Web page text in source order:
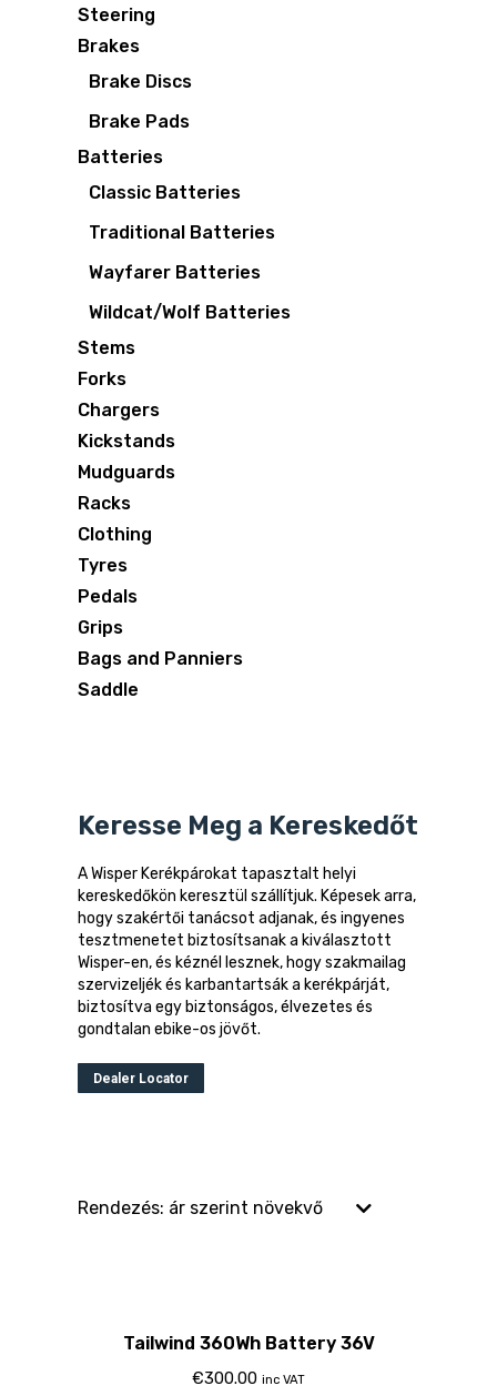
Steering
Brakes
Brake Discs
Brake Pads
Batteries
Classic Batteries
Traditional Batteries
Wayfarer Batteries
Wildcat/Wolf Batteries
Stems
Forks
Chargers
Kickstands
Mudguards
Racks
Clothing
Tyres
Pedals
Grips
Bags and Panniers
Saddle
Keresse Meg a Kereskedőt
A Wisper Kerékpárokat tapasztalt helyi
kereskedőkön keresztül szállítjuk. Képesek arra,
hogy szakértői tanácsot adjanak, és ingyenes
tesztmenetet biztosítsanak a kiválasztott
Wisper-en, és kéznél lesznek, hogy szakmailag
szervizeljék és karbantartsák a kerékpárját,
biztosítva egy biztonságos, élvezetes és
gondtalan ebike-os jövőt.
Dealer Locator
Tailwind 360Wh Battery 36V
€300.00 inc VAT